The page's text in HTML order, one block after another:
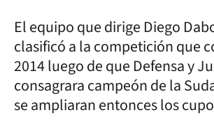
El equipo que dirige Diego
clasificó a la competición que
2014 luego de que Defensa y
consagrara campeón de la
se ampliaran entonces los